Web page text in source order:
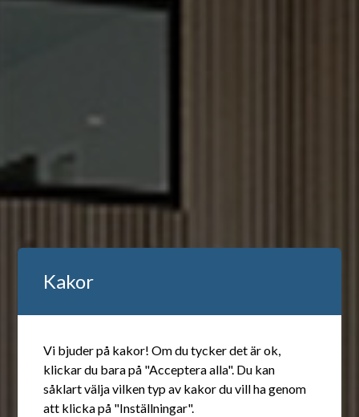
Kakor
Vi bjuder på kakor! Om du tycker det är ok,
klickar du bara på "Acceptera alla". Du kan
såklart välja vilken typ av kakor du vill ha genom
att klicka på "Inställningar".